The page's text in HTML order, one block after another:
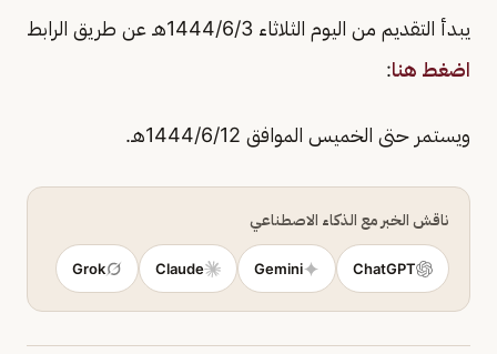
يبدأ التقديم من اليوم الثلاثاء 1444/6/3هـ عن طريق الرابط
اضغط هنا:
ويستمر حتى الخميس الموافق 1444/6/12هـ.
ناقش الخبر مع الذكاء الاصطناعي
ChatGPT
Gemini
Claude
Grok